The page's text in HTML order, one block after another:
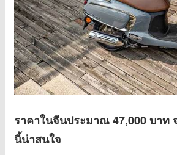
ราคาในจีนประมาณ 47,000 บาท
นี้น่าสนใจ